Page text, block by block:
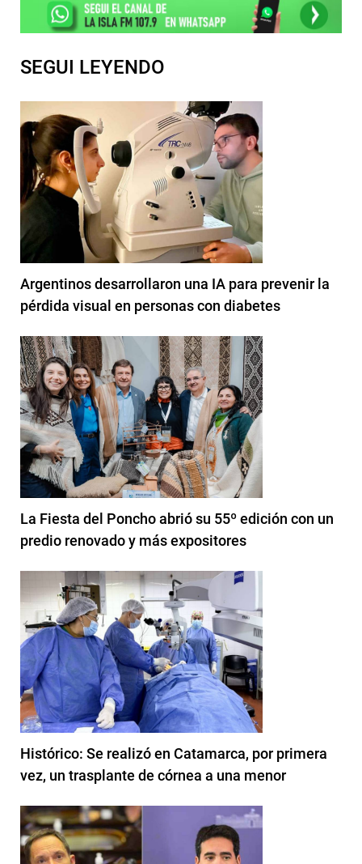
SEGUI LEYENDO
Argentinos desarrollaron una IA para prevenir la
pérdida visual en personas con diabetes
La Fiesta del Poncho abrió su 55º edición con un
predio renovado y más expositores
Histórico: Se realizó en Catamarca, por primera
vez, un trasplante de córnea a una menor